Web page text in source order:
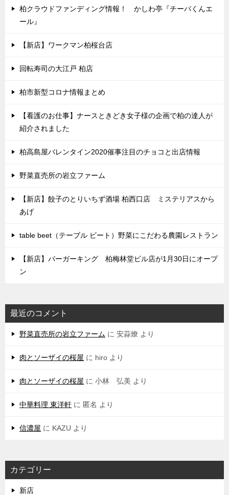
柏クラウドファンディング情報！ かしわ亭『チーバくんエ
ール』
【新店】ワークマン柏桜台店
回転寿司の大江戸 柏店
柏市新型コロナ情報まとめ
【看護のお仕事】ナースときどき女子様の企画で柏の達人が
紹介されました
柏高島屋バレンタイン2020催事注目のチョコと出店情報
野菜直売所の岩立ファーム
【新店】餃子のとりいちず酒場 柏西口店 ミステリアスから
あげ
table beet（テーブル ビート）野菜にこだわる農園レストラン
【新店】バーガーキング 柏梅林堂ビル店が1月30日にオープ
ン
最近のコメント
野菜直売所の岩立ファーム に 安蒜燎 より
肉とソーザイの桜屋 に hiro より
肉とソーザイの桜屋 に 小林 弘美 より
中華料理 東洋軒 に 匿名 より
信濃屋 に KAZU より
カテゴリー
新店